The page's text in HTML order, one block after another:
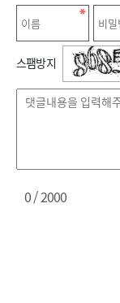
스팸방지
0/ 2000